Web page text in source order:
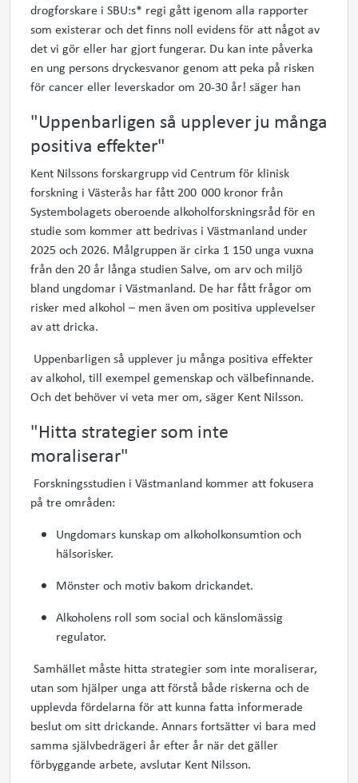
drogforskare i SBU:s* regi gått igenom alla rapporter
som existerar och det finns noll evidens för att något av
det vi gör eller har gjort fungerar. Du kan inte påverka
en ung persons dryckesvanor genom att peka på risken
för cancer eller leverskador om 20-30 år! säger han
"Uppenbarligen så upplever ju många
positiva effekter"
Kent Nilssons forskargrupp vid Centrum för klinisk
forskning i Västerås har fått 200 000 kronor från
Systembolagets oberoende alkoholforskningsråd för en
studie som kommer att bedrivas i Västmanland under
2025 och 2026. Målgruppen är cirka 1 150 unga vuxna
från den 20 år långa studien Salve, om arv och miljö
bland ungdomar i Västmanland. De har fåttfrågor om
risker med alkohol – men även om positiva upplevelser
av att dricka.
Uppenbarligenså upplever ju många positiva effekter
av alkohol, till exempel gemenskap och välbefinnande.
Och det behöver vi veta mer om, säger Kent Nilsson.
"Hitta strategier som inte
moraliserar"
Forskningsstudien i Västmanland kommer att fokusera
på tre områden:
Ungdomars kunskap om alkoholkonsumtion och
hälsorisker.
Mönster och motiv bakom drickandet.
Alkoholens roll som social och känslomässig
regulator.
Samhället måste hitta strategier som inte moraliserar,
utan som hjälper unga att förstå både riskerna och de
upplevda fördelarna för att kunna fatta informerade
beslut om sitt drickande. Annarsfortsättervi bara med
samma självbedrägeri år efter år när det gäller
förbyggande arbete, avslutar Kent Nilsson.